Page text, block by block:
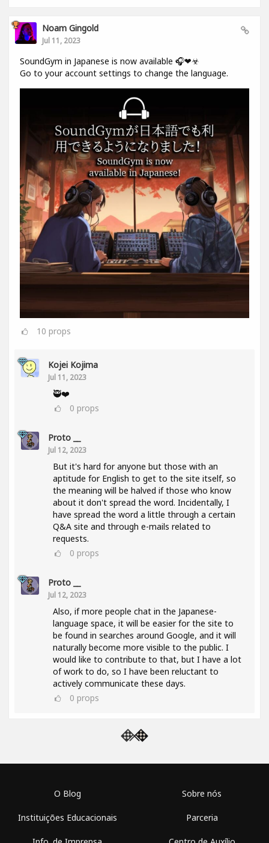
Noam Gingold
Jul 11, 2023
SoundGym in Japanese is now available 🎧❤☣
Go to your account settings to change the language.
10 props
Kojei Kojima
Jul 11, 2023
🥷❤️
0 props
Proto __
Jul 12, 2023
But it's hard for anyone but those with an
aptitude for English to get to the site itself, so
the meaning will be halved if those who know
about it don't spread the word. Incidentally, I
have spread the word a little through a certain
Q&A site and through e-mails related to
requests.
0 props
Proto __
Jul 12, 2023
Also, if more people chat in the Japanese-
language space, it will be easier for the site to
be found in searches around Google, and it will
naturally become more visible to the public. I
would like to contribute to that, but I have a lot
of work to do, so I have been reluctant to
actively communicate these days.
0 props
O Blog
Instituições Educacionais
Sobre nós
Parceria